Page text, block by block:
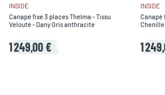
INSIDE
Canapé fixe 3 places Thelma - Tissu
Velouté - Dany Gris anthracite
1 249,00 €
INSIDE
Canapé
1